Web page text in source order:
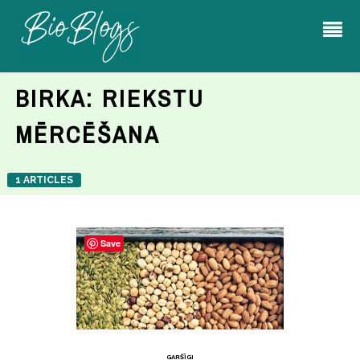
BIRKA: RIEKSTU
MĒRCĒŠANA
1 ARTICLES
GARŠĪGI
Save